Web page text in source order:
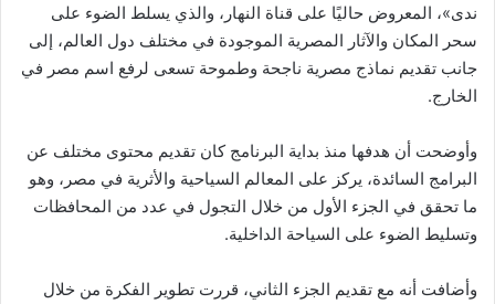
ندى»، المعروض حاليًا على قناة النهار، والذي يسلط الضوء على
سحر المكان والآثار المصرية الموجودة في مختلف دول العالم، إلى
جانب تقديم نماذج مصرية ناجحة وطموحة تسعى لرفع اسم مصر في
الخارج.
وأوضحت أن هدفها منذ بداية البرنامج كان تقديم محتوى مختلف عن
البرامج السائدة، يركز على المعالم السياحية والأثرية في مصر، وهو
ما تحقق في الجزء الأول من خلال التجول في عدد من المحافظات
وتسليط الضوء على السياحة الداخلية.
وأضافت أنه مع تقديم الجزء الثاني، قررت تطوير الفكرة من خلال